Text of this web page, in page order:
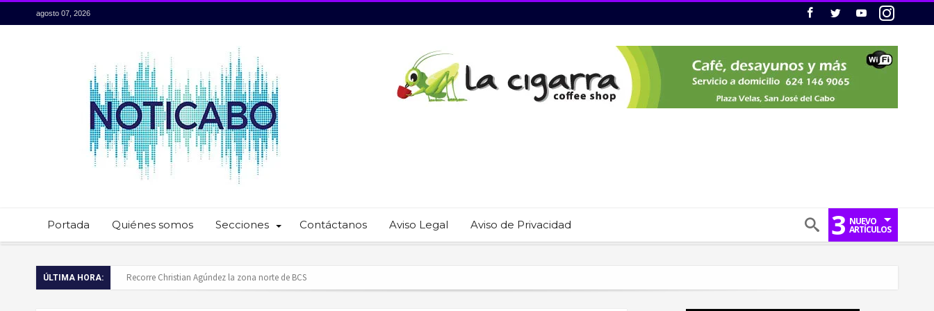
agosto 07, 2026
Portada Quiénes somos Secciones Contáctanos Aviso Legal Aviso de Privacidad 3 NUEVO
ARTÍCULOS
ÚLTIMA HORA:
Baja California Sur presume su talento culinario: 22 restaurantes reciben las placas de la Guía MICHELIN 2026